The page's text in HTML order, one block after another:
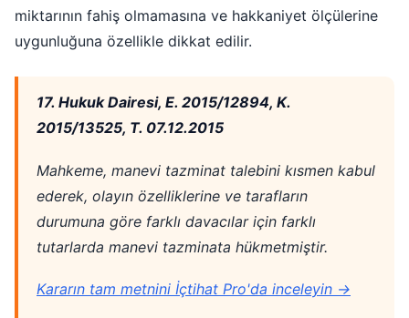
miktarının fahiş olmamasına ve hakkaniyet ölçülerine
uygunluğuna özellikle dikkat edilir.
17. Hukuk Dairesi, E. 2015/12894, K.
2015/13525, T. 07.12.2015
Mahkeme, manevi tazminat talebini kısmen kabul
ederek, olayın özelliklerine ve tarafların
durumuna göre farklı davacılar için farklı
tutarlarda manevi tazminata hükmetmiştir.
Kararın tam metnini İçtihat Pro'da inceleyin →